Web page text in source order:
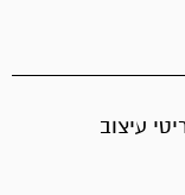
עיצוב